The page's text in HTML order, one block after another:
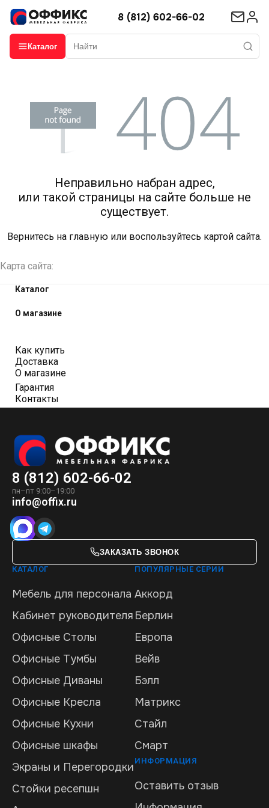
8 (812) 602-66-02
Каталог
Неправильно набран адрес,
или такой страницы на сайте больше не
существует.
Вернитесь на главную или воспользуйтесь картой сайта.
Карта сайта:
Каталог
О магазине
Как купить
Доставка
О магазине
Гарантия
Контакты
8 (812) 602-66-02
пн–пт 9:00–19:00
info@offix.ru
ЗАКАЗАТЬ ЗВОНОК
КАТАЛОГ
Мебель для персонала
Кабинет руководителя
Офисные Столы
Офисные Тумбы
Офисные Диваны
Офисные Кресла
Офисные Кухни
Офисные шкафы
Экраны и Перегородки
Стойки ресепшн
ПОПУЛЯРНЫЕ СЕРИИ
Аккорд
Берлин
Европа
Вейв
Бэлл
Матрикс
Стайл
Смарт
ИНФОРМАЦИЯ
Оставить отзыв